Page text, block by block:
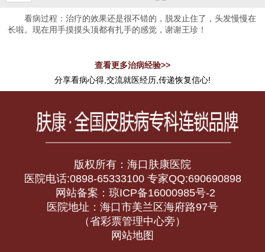
看病过程：治疗的效果还是很不错的，脱发止住了，头发慢慢在
长啦。现在用手摸摸头顶都有扎手的感觉，谢谢王珍！
查看更多治病经验>>
分享看病心得,交流就医经历,传递恢复信心!
版权所有：海口肤康医院
医院电话:0898-65333100 专家QQ:690690898
网站备案：琼ICP备16000985号-2
医院地址：海口市美兰区海府路97号
（省彩票管理中心旁）
网站地图